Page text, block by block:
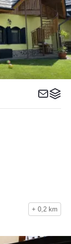
+ 0,2 km